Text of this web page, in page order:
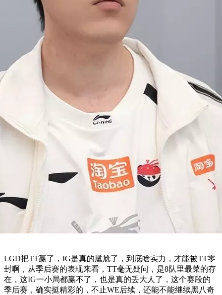
LGD把TT赢了，IG是真的尴尬了，到底啥实力，才能被TT零
封啊，从季后赛的表现来看，TT毫无疑问，是8队里最菜的存
在，这IG一小局都赢不了，也是真的丢大人了，这个赛段的
季后赛，确实挺精彩的，不止WE后续，还能不能继续黑八奇